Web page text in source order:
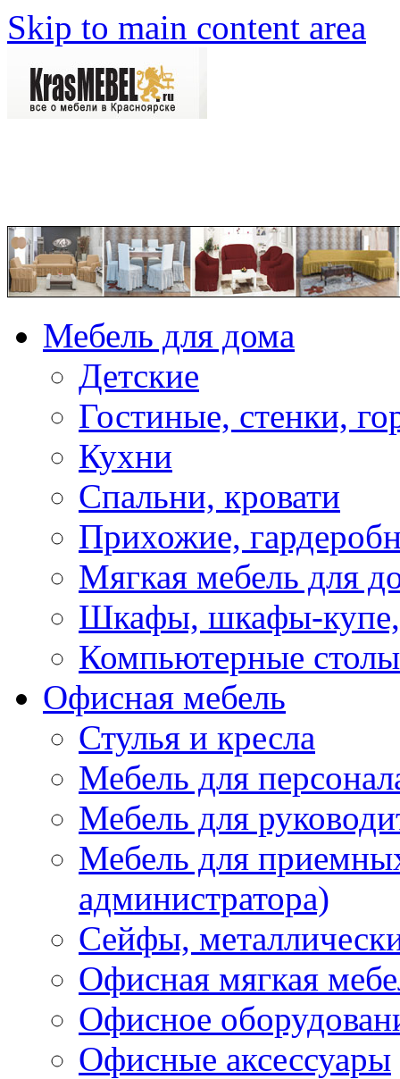
Skip to main content area
Мебель для дома
Детские
Гостиные, стенки,
Кухни
Спальни, кровати
Прихожие,
Мягкая мебель для
Шкафы, шкафы-купе,
Компьютерные столы
Офисная мебель
Стулья и кресла
Мебель для
Мебель для
Мебель для
администратора)
Сейфы,
Офисная мягкая
Офисное
Офисные аксессуары